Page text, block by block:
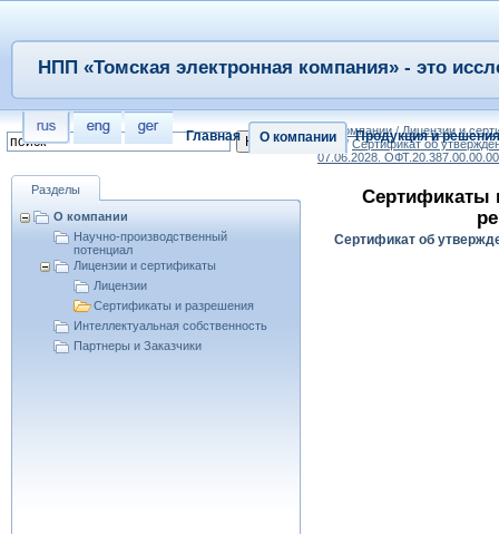
Главная О компании Продукция и решения
НПП «Томская электронная компания» - это
Разделы
О компании
Научно-производственный
потенциал
Лицензии и сертификаты
Лицензии
Сертификаты и разрешения
Интеллектуальная собственность
Партнеры и Заказчики
О компании/Лицензии и
ДЛН
/ Сертификат об
07.06.2028.
Сертификаты
Сертификат об